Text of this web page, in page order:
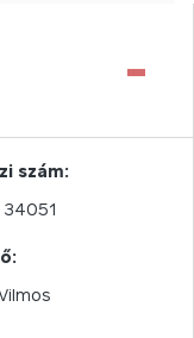
-
szám: